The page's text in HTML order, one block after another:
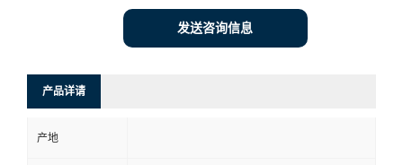
发送咨询信息
产品详请
产地